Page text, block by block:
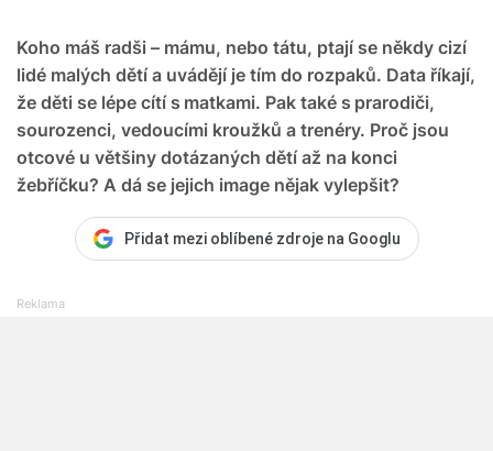
Koho máš radši – mámu, nebo tátu, ptají se někdy cizí
lidé malých dětí a uvádějí je tím do rozpaků. Data říkají,
že děti se lépe cítí s matkami. Pak také s prarodiči,
sourozenci, vedoucími kroužků a trenéry. Proč jsou
otcové u většiny dotázaných dětí až na konci
žebříčku? A dá se jejich image nějak vylepšit?
Přidat mezi oblíbené zdroje na Googlu